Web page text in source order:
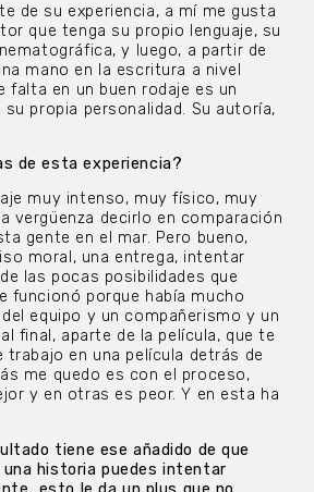
de su experiencia, a mí me gusta
que tenga su propio lenguaje, su
y luego, a partir de
mano en la escritura a nivel
falta en un buen rodaje es un
propia personalidad. Su autoría,
de esta experiencia?
muy intenso, muy físico, muy
vergüenza decirlo en comparación
gente en el mar. Pero bueno,
moral, una entrega, intentar
las pocas posibilidades que
funcionó porque había mucho
equipo y un compañerismo y un
final, aparte de la película, que te
trabajo en una película detrás de
me quedo es con el proceso,
y en otras es peor. Y en esta ha
tiene ese añadido de que
historia puedes intentar